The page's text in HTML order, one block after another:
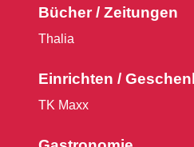
Bücher / Zeitungen
Thalia
Einrichten /
TK Maxx